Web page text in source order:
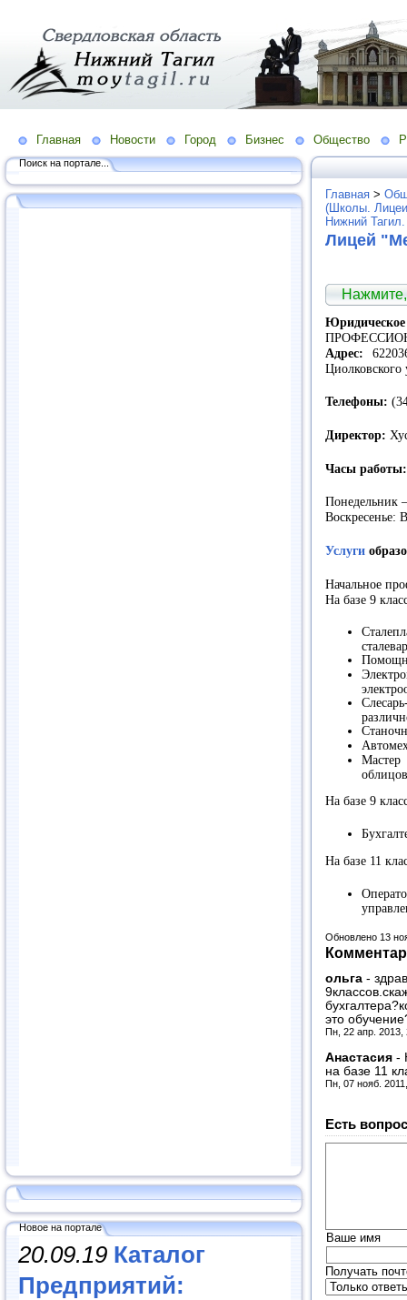
Главная Новости Город Бизнес Общество
Поиск на портале...
Новое на портале
20.09.19 Каталог
Предприятий:
Главная >
(Школы.
Нижний
Лицей
Адрес:
Телефоны:
Директор:
Часы работы:
Понедельник
Воскресенье:
Услуги
Начальное
На базе 9
Мастер
На базе 9
На базе 11
Обновлено 13
ольга -
это
Пн, 22 апр. 2013,
Анастасия -
на базе 11
Пн, 07 нояб.
Есть
Ваше имя
Получать